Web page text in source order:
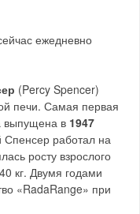
ежедневно
(Percy Spencer)
печи. Самая первая
выпущена в 1947
Спенсер работал на
росту взрослого
кг. Двумя годами
«RadaRange» при